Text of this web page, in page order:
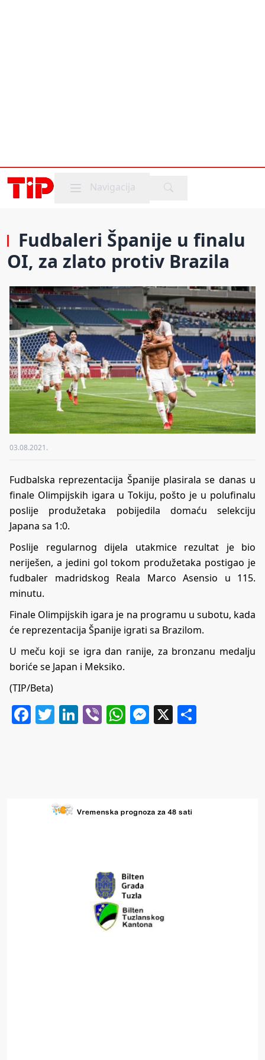
Mobile menu
Navigacija
Fudbaleri Španije u finalu
OI, za zlato protiv Brazila
03.08.2021.
Fudbalska reprezentacija Španije plasirala se danas u
finale Olimpijskih igara u Tokiju, pošto je u polufinalu
poslije produžetaka pobijedila domaću selekciju
Japana sa 1:0.
Poslije regularnog dijela utakmice rezultat je bio
neriješen, a jedini gol tokom produžetaka postigao je
fudbaler madridskog Reala Marco Asensio u 115.
minutu.
Finale Olimpijskih igara je na programu u subotu, kada
će reprezentacija Španije igrati sa Brazilom.
U meču koji se igra dan ranije, za bronzanu medalju
boriće se Japan i Meksiko.
(TIP/Beta)
Facebook
Twitter
LinkedIn
ViberWhatsApp
Messenger
X